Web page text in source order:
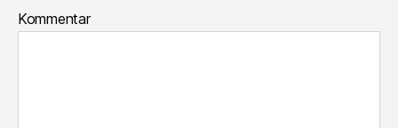
Kommentar